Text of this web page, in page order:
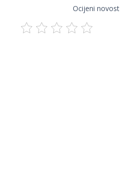
Ocijeni novost